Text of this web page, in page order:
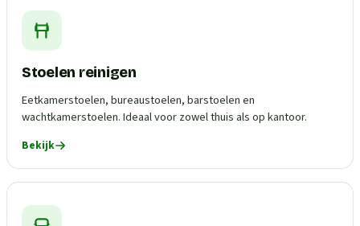
Stoelen reinigen
Eetkamerstoelen, bureaustoelen, barstoelen en
wachtkamerstoelen. Ideaal voor zowel thuis als op kantoor.
Bekijk